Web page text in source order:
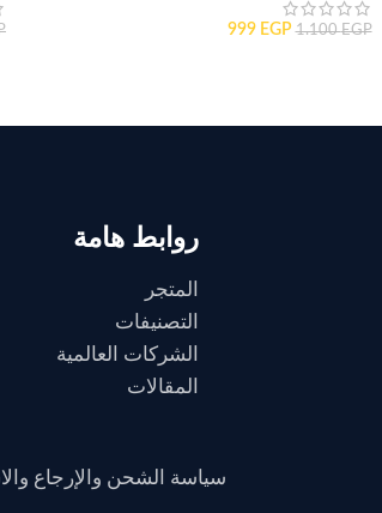
1.100EGP
999 EGP
روابط هامة
المتجر
التصنيفات
الشركات العالمية
المقالات
سياسة الشحن والإرجاع